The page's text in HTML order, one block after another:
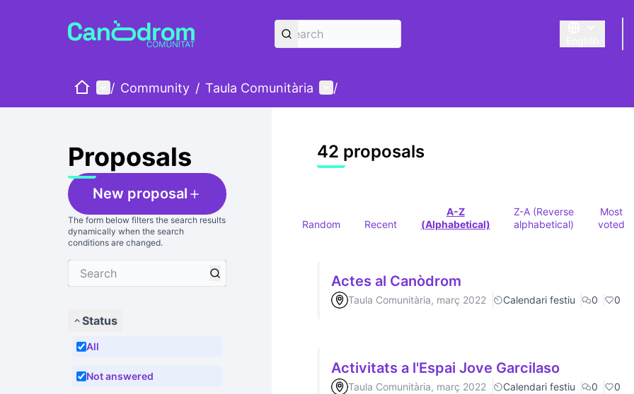
Triar la llengua
HomeMain menu
/ Community / Taula Comunitària User menu
/
Proposals
New proposal
The form below filters the search results
dynamically when the search
conditions are changed.
Status
All
Not answered
42 proposals
Random Recent
A-Z
(Alphabetical)
Z-A (Reverse
alphabetical)
Most
voted
Actes al Canòdrom
Taula Comunitària, març 2022 Calendari festiu 0 0
Activitats a l'Espai Jove Garcilaso
Taula Comunitària, març 2022 Calendari festiu 0 0